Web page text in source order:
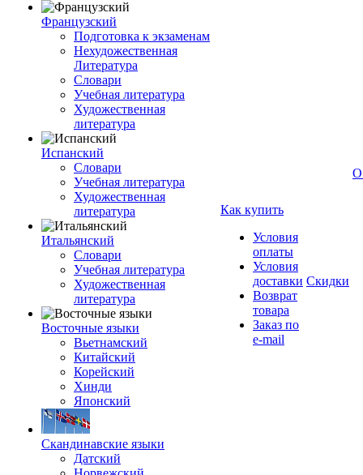
Французский
Подготовка к экзаменам
Нехудожественная
Литература
Словари
Учебная литература
Художественная
литература
Испанский
Словари
Учебная литература
Художественная
литература
Итальянский
Словари
Учебная литература
Художественная
литература
Восточные языки
Вьетнамский
Китайский
Корейский
Хинди
Японский
Скандинавские языки
Датский
Как купить
Условия
оплаты
Условия
доставки
Возврат
товара
Заказ по
e-mail
Скидки
О